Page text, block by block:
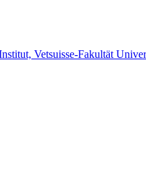
Vetsuisse-Fakultät